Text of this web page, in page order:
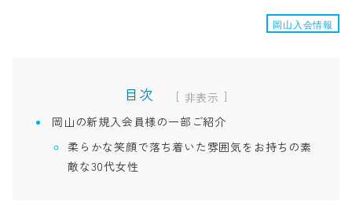
岡山入会情報
目次 [
]
岡山の新規入会員様の一部ご紹介
柔らかな笑顔で落ち着いた雰囲気をお持ちの素
敵な30代女性